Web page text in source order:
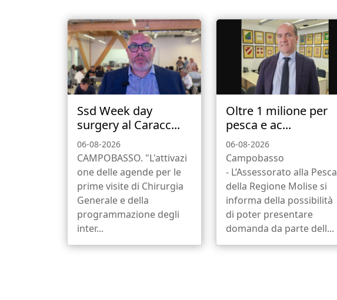
Ssd Week day
surgery al Caracc...
06-08-2026
CAMPOBASSO. "L'attivazi
one delle agende per le
prime visite di Chirurgia
Generale e della
programmazione degli
inter...
Oltre 1 milione per
pesca e ac...
06-08-2026
Campobasso
- L’Assessorato alla Pesca
della Regione Molise si
informa della possibilità
di poter presentare
domanda da parte dell...